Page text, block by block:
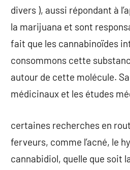
divers ), aussi répondant à
la marijuana et sont
fait que les cannabinoïdes
consommons cette
autour de cette molécule.
médicinaux et les études
certaines recherches en
ferveurs, comme l’acné, le
cannabidiol, quelle que soit